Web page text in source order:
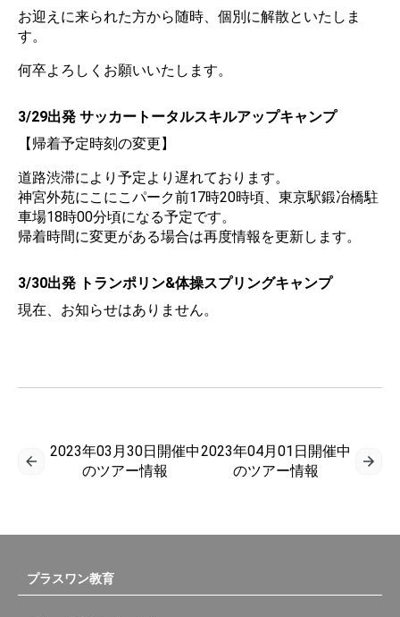
お迎えに来られた方から随時、個別に解散といたしま
す。
何卒よろしくお願いいたします。
3/29出発 サッカートータルスキルアップキャンプ
【帰着予定時刻の変更】
道路渋滞により予定より遅れております。
神宮外苑にこにこパーク前17時20時頃、東京駅鍛冶橋駐
車場18時00分頃になる予定です。
帰着時間に変更がある場合は再度情報を更新します。
3/30出発 トランポリン&体操スプリングキャンプ
現在、お知らせはありません。
2023年03月30日開催中
のツアー情報
2023年04月01日開催中
のツアー情報
プラスワン教育